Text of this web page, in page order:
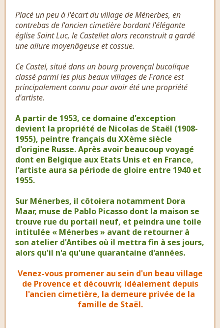
Placé un peu à l'écart du village de Ménerbes, en
contrebas de l'ancien cimetière bordant l'élégante
église Saint Luc, le Castellet alors reconstruit a gardé
une allure moyenâgeuse et cossue.
Ce Castel, situé dans un bourg provençal bucolique
classé parmi les plus beaux villages de France est
principalement connu pour avoir été une propriété
d'artiste.
A partir de 1953, ce domaine d'exception
devient la propriété de Nicolas de Staël (1908-
1955), peintre français du XXème siècle
d'origine Russe. Après avoir beaucoup voyagé
dont en Belgique aux Etats Unis et en France,
l'artiste aura sa période de gloire entre 1940 et
1955.
Sur Ménerbes, il côtoiera notamment Dora
Maar, muse de Pablo Picasso dont la maison se
trouve rue du portail neuf, et peindra une toile
intitulée « Ménerbes » avant de retourner à
son atelier d'Antibes où il mettra fin à ses jours,
alors qu'il n'a qu'une quarantaine d'années.
Venez-vous promener au sein d'un beau village
de Provence et découvrir, idéalement depuis
l'ancien cimetière, la demeure privée de la
famille de Staël.